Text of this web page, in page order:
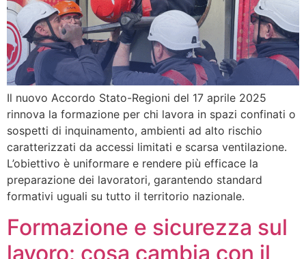
Il nuovo Accordo Stato-Regioni del 17 aprile 2025
rinnova la formazione per chi lavora in spazi confinati o
sospetti di inquinamento, ambienti ad alto rischio
caratterizzati da accessi limitati e scarsa ventilazione.
L’obiettivo è uniformare e rendere più efficace la
preparazione dei lavoratori, garantendo standard
formativi uguali su tutto il territorio nazionale.
Formazione e sicurezza sul
lavoro: cosa cambia con il